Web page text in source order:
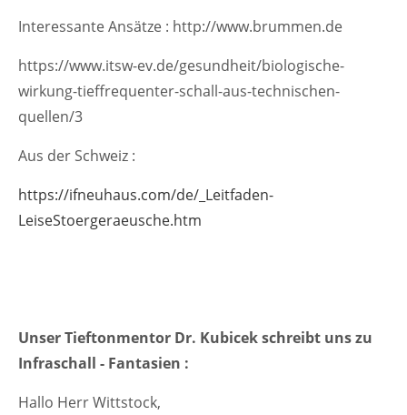
Interessante Ansätze : http://www.brummen.de
https://www.itsw-ev.de/gesundheit/biologische-
wirkung-tieffrequenter-schall-aus-technischen-
quellen/3
Aus der Schweiz :
https://ifneuhaus.com/de/_Leitfaden-
LeiseStoergeraeusche.htm
Unser Tieftonmentor Dr. Kubicek schreibt uns zu
Infraschall - Fantasien :
Hallo Herr Wittstock,